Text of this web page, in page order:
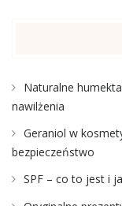
Naturalne
nawilżenia
Geraniol w
bezpieczeństwo
SPF – co to jest i